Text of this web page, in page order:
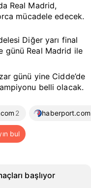
Real Madrid,
mücadele edecek.
Diğer yarı final
günü Real Madrid ile
günü yine Cidde’de
belli olacak.
2 haberport.com
bul
başlıyor